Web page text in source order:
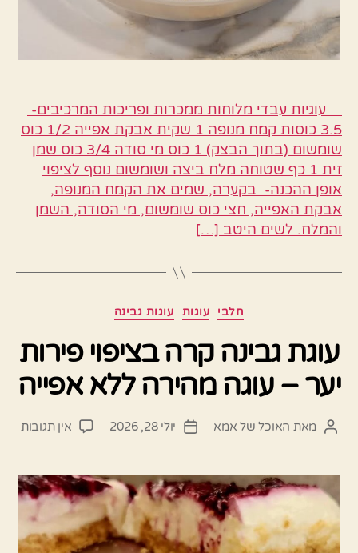
עוגיות עבדי מלוחות ממכרות ופריכות המרכיבים-
3.5 כוסות קמח מנופה 1 שקית אבקת אפייה 1/2 כוס
שומשום (בתוך הבצק) 1 כוס מי סודה 3/4 כוס שמן
זית 1 כף שטוחה מלח ביצה ושומשום נוסף לציפוי
אופן ההכנה- בקערה, שמים את הקמח המנופה,
אבקת האפייה, חצי כוס שומשום, מי הסודה, השמן
והמלח. לשים היטב […]
קטגוריות חלבי עוגות עוגות גבינה
עוגת גבינה קרה בציפוי פירות
יער – עוגה מהירה ללא אפייה
המחבר
מאת האוכל של אמא
תאריך
יולי 28, 2026 אין תגובות
קרה
–